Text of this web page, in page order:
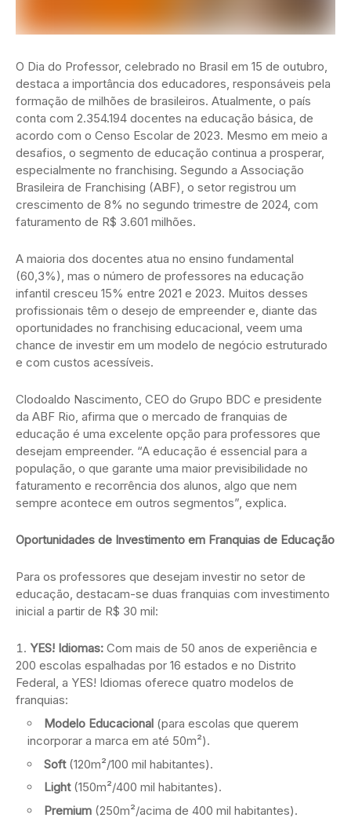
O Dia do Professor, celebrado no Brasil em 15 de outubro,
destaca a importância dos educadores, responsáveis pela
formação de milhões de brasileiros. Atualmente, o país
conta com 2.354.194 docentes na educação básica, de
acordo com o Censo Escolar de 2023. Mesmo em meio a
desafios, o segmento de educação continua a prosperar,
especialmente no franchising. Segundo a Associação
Brasileira de Franchising (ABF), o setor registrou um
crescimento de 8% no segundo trimestre de 2024, com
faturamento de R$ 3.601 milhões.
A maioria dos docentes atua no ensino fundamental
(60,3%), mas o número de professores na educação
infantil cresceu 15% entre 2021 e 2023. Muitos desses
profissionais têm o desejo de empreender e, diante das
oportunidades no franchising educacional, veem uma
chance de investir em um modelo de negócio estruturado
e com custos acessíveis.
Clodoaldo Nascimento, CEO do Grupo BDC e presidente
da ABF Rio, afirma que o mercado de franquias de
educação é uma excelente opção para professores que
desejam empreender. “A educação é essencial para a
população, o que garante uma maior previsibilidade no
faturamento e recorrência dos alunos, algo que nem
sempre acontece em outros segmentos”, explica.
Oportunidades de Investimento em Franquias de Educação
Para os professores que desejam investir no setor de
educação, destacam-se duas franquias com investimento
inicial a partir de R$ 30 mil:
YES! Idiomas: Com mais de 50 anos de experiência e
200 escolas espalhadas por 16 estados e no Distrito
Federal, a YES! Idiomas oferece quatro modelos de
franquias:
Modelo Educacional (para escolas que querem
incorporar a marca em até 50m²).
Soft(120m²/100 mil habitantes).
Light(150m²/400 mil habitantes).
Premium (250m²/acima de 400 mil habitantes).